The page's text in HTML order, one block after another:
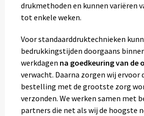
drukmethoden en kunnen variëren
tot enkele weken.
Voor standaarddruktechnieken
bedrukkingstijden doorgaans
werkdagen na goedkeuring van de
verwacht. Daarna zorgen wij ervoor
bestelling met de grootste zorg
verzonden. We werken samen met
partners die net als wij de hoogste